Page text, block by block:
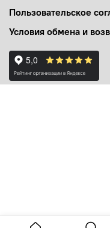
Пользовательское
Условия обмена и